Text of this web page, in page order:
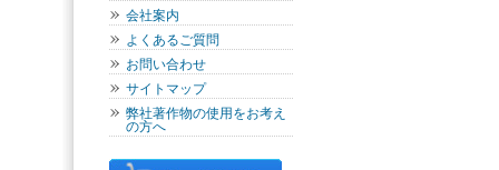
会社案内
よくあるご質問
お問い合わせ
サイトマップ
弊社著作物の使用をお考え
の方へ